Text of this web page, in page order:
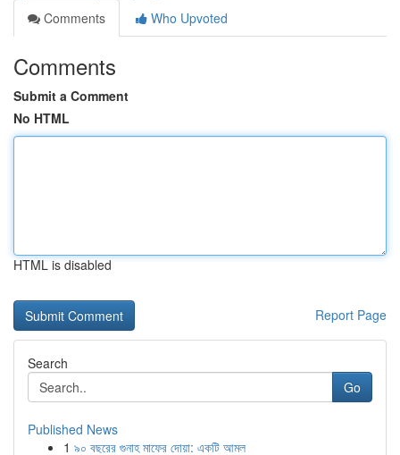
Comments
Who Upvoted
Comments
Submit a Comment
No HTML
HTML is disabled
Report Page
Search
Go
Published News
1 ৯০ বছরের গুনাহ মাফের দোয়া: একটি আমল